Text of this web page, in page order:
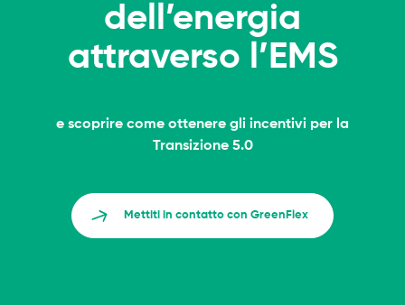
dell’energia
attraverso l’EMS
e scoprire come ottenere gli incentivi per la
Transizione 5.0
Mettiti in contatto con GreenFlex